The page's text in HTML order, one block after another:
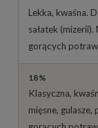
Lekka, kwaśna.
sałatek
gorących
18%
Klasyczna,
mięsne, gulasze,